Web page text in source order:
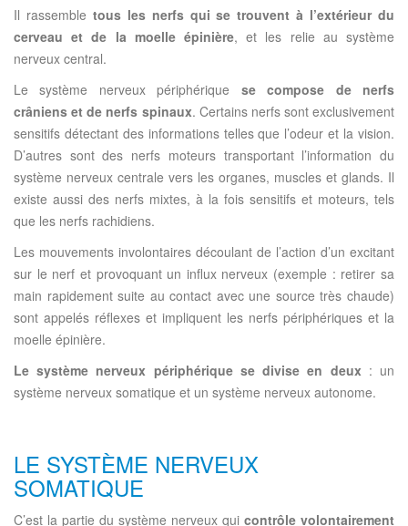
Il rassemble tous les nerfs qui se trouvent à l’extérieur du
cerveau et de la moelle épinière, et les relie au système
nerveux central.
Le système nerveux périphérique se compose de nerfs
crâniens et de nerfs spinaux. Certains nerfs sont exclusivement
sensitifs détectant des informations telles que l’odeur et la vision.
D’autres sont des nerfs moteurs transportant l’information du
système nerveux centrale vers les organes, muscles et glands. Il
existe aussi des nerfs mixtes, à la fois sensitifs et moteurs, tels
que les nerfs rachidiens.
Les mouvements involontaires découlant de l’action d’un excitant
sur le nerf et provoquant un influx nerveux (exemple : retirer sa
main rapidement suite au contact avec une source très chaude)
sont appelés réflexes et impliquent les nerfs périphériques et la
moelle épinière.
Le système nerveux périphérique se divise en deux: un
système nerveux somatique et un système nerveux autonome.
LE SYSTÈME NERVEUX
SOMATIQUE
C’est la partie du système nerveux qui contrôle volontairement